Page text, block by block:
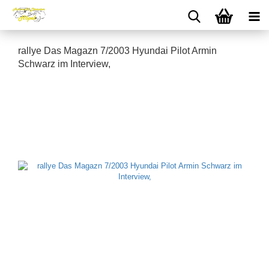
rallye Das Magazn 7/2003 Hyundai Pilot Armin
Schwarz im Interview,